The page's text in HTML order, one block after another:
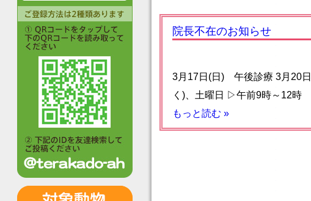
院長不在のお知らせ
3月17日(日) 午後診療 3月20
く)、土曜日 ▷午前9時～12時
もっと読む »